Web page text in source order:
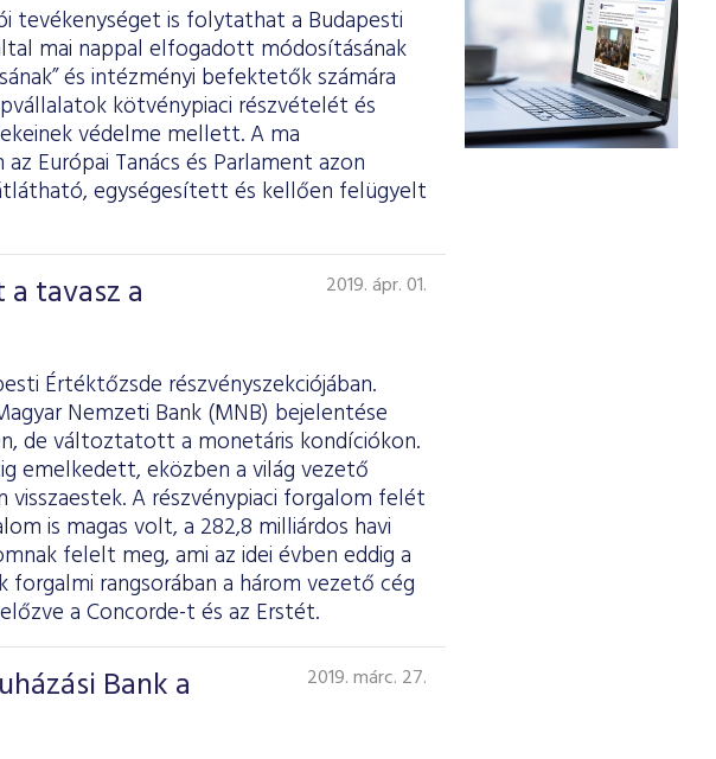
tevékenységet is folytathat a Budapesti
mai nappal elfogadott módosításának
és intézményi befektetők számára
kötvénypiaci részvételét és
védelme mellett. A ma
Európai Tanács és Parlament azon
egységesített és kellően felügyelt
tavasz a
2019. ápr. 01.
Értéktőzsde részvényszekciójában.
Nemzeti Bank (MNB) bejelentése
de változtatott a monetáris kondíciókon.
emelkedett, eközben a világ vezető
A részvénypiaci forgalom felét
is magas volt, a 282,8 milliárdos havi
felelt meg, ami az idei évben eddig a
forgalmi rangsorában a három vezető cég
a Concorde-t és az Erstét.
Bank a
2019. márc. 27.